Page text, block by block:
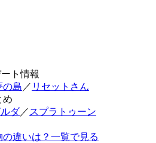
ト情報
の島 ／ リセットさん
め
ダ／ スプラトゥーン
違いは？一覧で見る